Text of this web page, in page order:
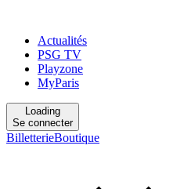
Actualités
PSG TV
Playzone
MyParis
Loading
Se connecter
BilletterieBoutique